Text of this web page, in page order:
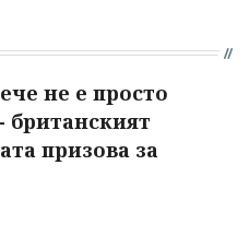
не е просто
британският
призова за